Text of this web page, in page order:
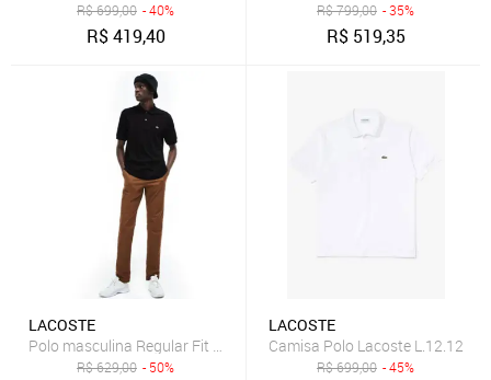
R$699,00 - 40%
R$419,40
R$799,00 - 35%
R$ 519,35
LACOSTE
Polo masculina Regular Fit em algodão leve
R$629,00 - 50%
LACOSTE
Camisa Polo Lacoste L.12.12
R$699,00 - 45%